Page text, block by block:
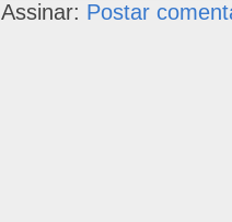
Assinar: Postar